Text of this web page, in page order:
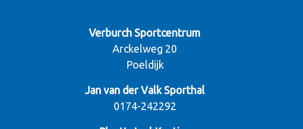
Verburch Sportcentrum
Arckelweg 20
Poeldijk
Jan van der Valk Sporthal
0174-242292